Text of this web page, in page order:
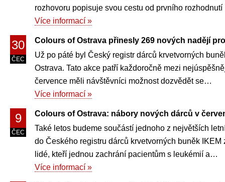
rozhovoru popisuje svou cestu od prvního
Více informací »
30
ČEC
Colours of Ostrava přinesly 269 nových nadějí
Už po páté byl Český registr dárců krvetvorných
Ostrava. Tato akce patří každoročně mezi
července měli návštěvníci možnost dozvědět se…
Více informací »
9
ČEC
Colours of Ostrava: nábory nových dárců v
Také letos budeme součástí jednoho z největších
do Českého registru dárců krvetvorných buněk
lidé, kteří jednou zachrání pacientům s leukémií a…
Více informací »